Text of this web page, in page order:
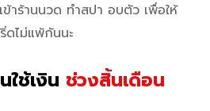
าร้านนวด ทำสปา อบตัว เพื่อให้
ดไม่แพ้กันนะ
ช้เงิน ช่วงสิ้นเดือน